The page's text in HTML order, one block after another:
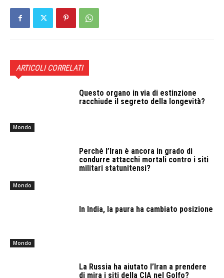
ARTICOLI CORRELATI
Mondo
Questo organo in via di estinzione
racchiude il segreto della longevità?
Mondo
Perché l’Iran è ancora in grado di
condurre attacchi mortali contro i siti
militari statunitensi?
Mondo
In India, la paura ha cambiato posizione
La Russia ha aiutato l’Iran a prendere
di mira i siti della CIA nel Golfo?